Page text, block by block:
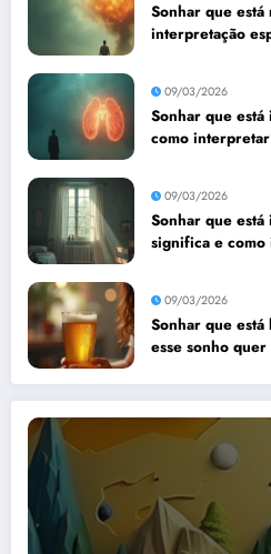
Sonhar que
interpretação
09/03/2026
Sonhar que
como
09/03/2026
Sonhar que
significa e
09/03/2026
Sonhar que
esse sonho